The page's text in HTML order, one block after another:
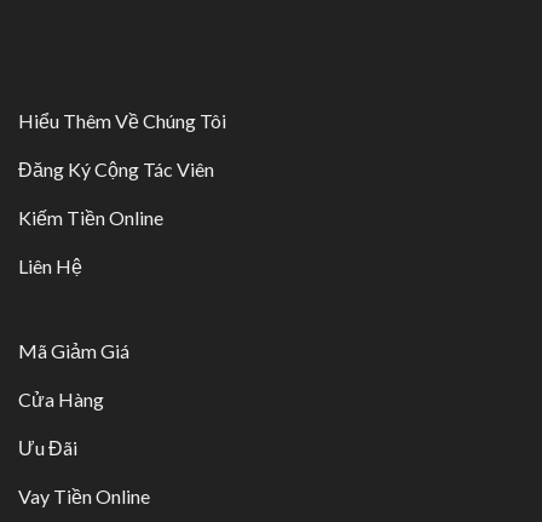
Hiểu Thêm Về Chúng Tôi
Đăng Ký Cộng Tác Viên
Kiếm Tiền Online
Liên Hệ
Mã Giảm Giá
Cửa Hàng
Ưu Đãi
Vay Tiền Online